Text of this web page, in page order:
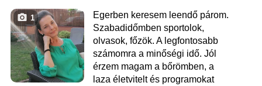
1
Egerben keresem leendő párom.
Szabadidőmben sportolok,
olvasok, főzök. A legfontosabb
számomra a minőségi idő. Jól
érzem magam a bőrömben, a
laza életvitelt és programokat